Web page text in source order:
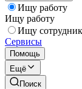
Ищу работу
Ищу работу
Ищу
Сервисы
Помощь
Ещё
Поиск